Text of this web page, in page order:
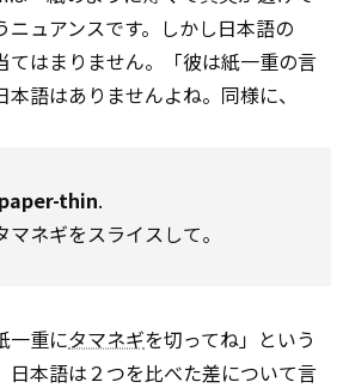
ニュアンスです。しかし日本語の
てはまりません。「彼は紙一重の言
語はありませんよね。同様に、
paper-thin.
ネギをスライスして。
一重にタマネギを切ってね」という
日本語は２つを比べた差について言